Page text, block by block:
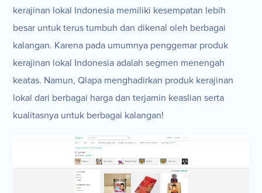
kerajinan lokal Indonesia memiliki kesempatan lebih
besar untuk terus tumbuh dan dikenal oleh berbagai
kalangan. Karena pada umumnya penggemar produk
kerajinan lokal Indonesia adalah segmen menengah
keatas. Namun, Qlapa menghadirkan produk kerajinan
lokal dari berbagai harga dan terjamin keaslian serta
kualitasnya untuk berbagai kalangan!